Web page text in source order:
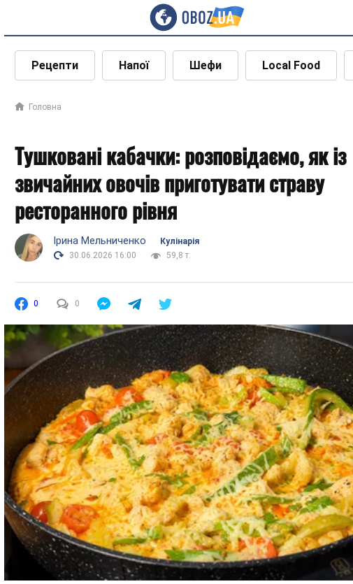
Рецепти Напої Шефи Local Food
Головна
Тушковані кабачки: розповідаємо, як із
звичайних овочів приготувати страву
ресторанного рівня
Ірина Мельниченко
Кулінарія
30.06.2026 16:00
59,8 т.
0 0